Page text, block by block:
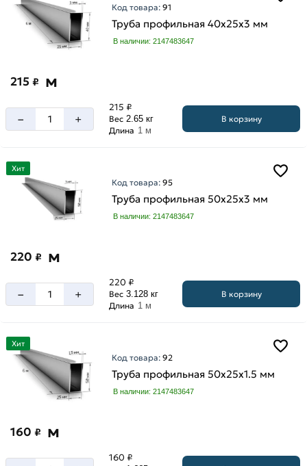
Код товара:91
Труба профильная 40х25х3 мм
В наличии: 2147483647
215 ₽ м
– +
215 ₽
Вес 2.65 кг
Длина 1 м
В корзину
Хит
Код товара:95
Труба профильная 50х25х3 мм
В наличии: 2147483647
220 ₽ м
– +
220 ₽
Вес 3.128 кг
Длина 1 м
В корзину
Хит
Код товара:92
Труба профильная 50х25х1.5 мм
В наличии: 2147483647
160 ₽ м
160 ₽